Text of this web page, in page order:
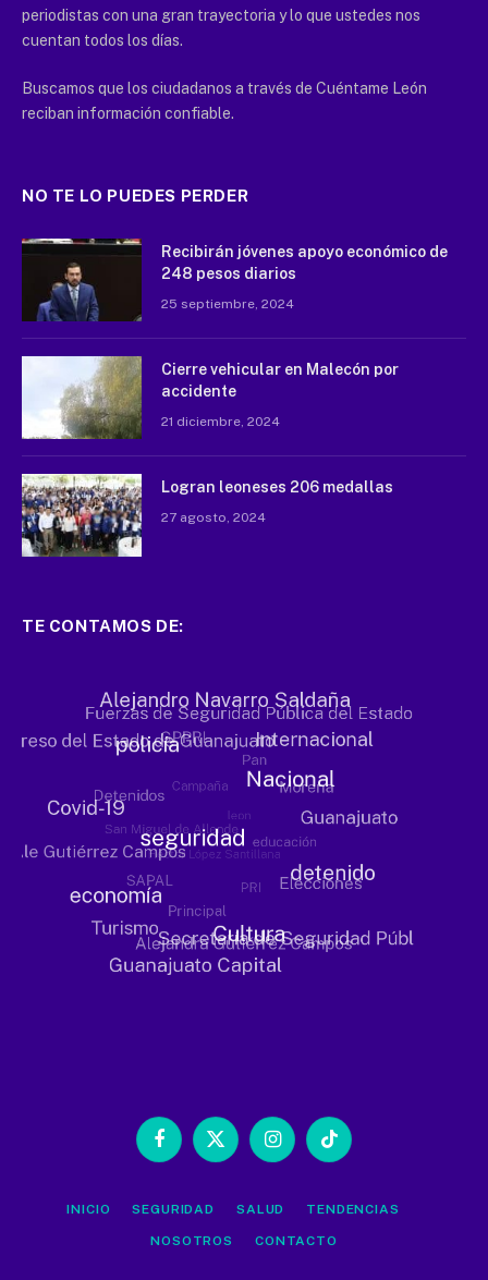
periodistas con una gran trayectoria y lo que ustedes nos
cuentan todos los días.
Buscamos que los ciudadanos a través de Cuéntame León
reciban información confiable.
NO TE LO PUEDES PERDER
Recibirán jóvenes apoyo económico de
248 pesos diarios
25 septiembre, 2024
Cierre vehicular en Malecón por
accidente
21 diciembre, 2024
Logran leoneses 206 medallas
27 agosto, 2024
TE CONTAMOS DE:
Facebook
X
InstagramTikTok
INICIO SEGURIDAD SALUD TENDENCIAS
NOSOTROS CONTACTO